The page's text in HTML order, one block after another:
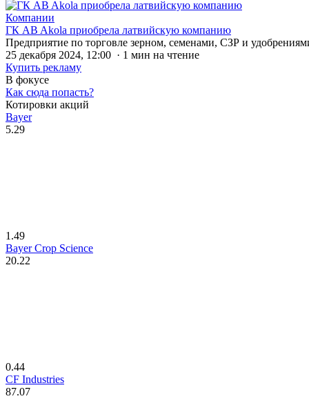
Компании
ГК AB Akola приобрела латвийскую компанию
Предприятие по торговле зерном, семенами, СЗР и
25 декабря 2024, 12:00 · 1 мин на чтение
Купить рекламу
В фокусе
Как сюда попасть?
Котировки акций
Bayer
5.29
1.49
Bayer Crop Science
20.22
0.44
CF Industries
87.07